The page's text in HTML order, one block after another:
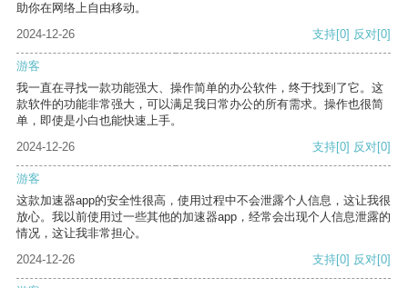
助你在网络上自由移动。
2024-12-26
支持[0] 反对[0]
游客
我一直在寻找一款功能强大、操作简单的办公软件，终于找到了它。这
款软件的功能非常强大，可以满足我日常办公的所有需求。操作也很简
单，即使是小白也能快速上手。
2024-12-26
支持[0] 反对[0]
游客
这款加速器app的安全性很高，使用过程中不会泄露个人信息，这让我很
放心。我以前使用过一些其他的加速器app，经常会出现个人信息泄露的
情况，这让我非常担心。
2024-12-26
支持[0] 反对[0]